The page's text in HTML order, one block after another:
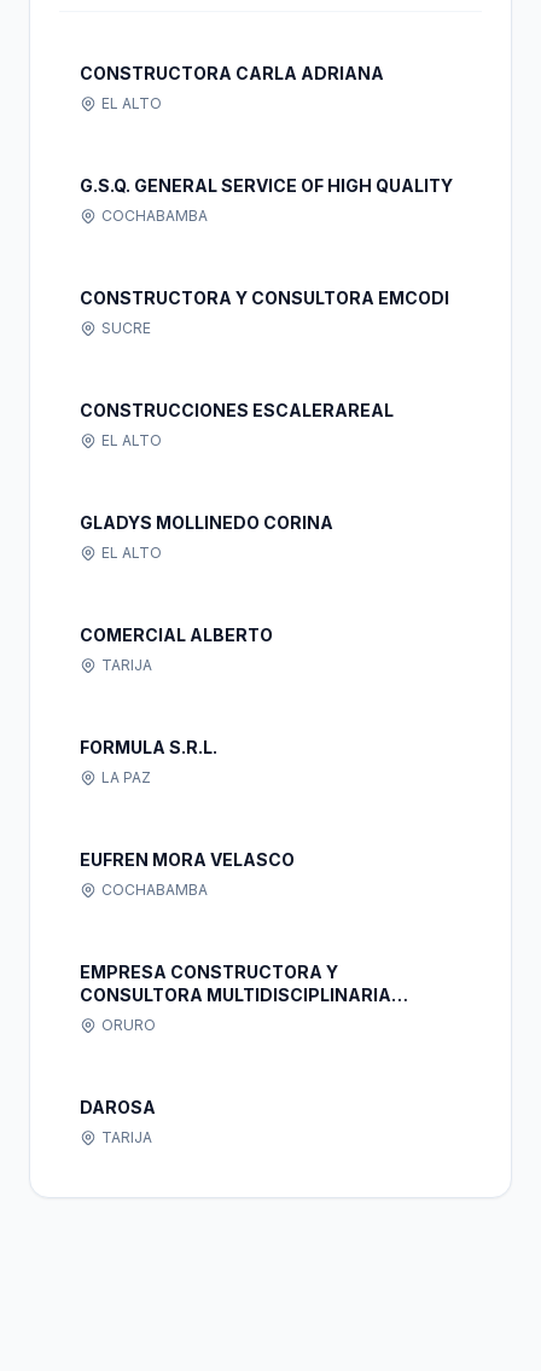
CONSTRUCTORA CARLA ADRIANA
EL ALTO
G.S.Q. GENERAL SERVICE OF HIGH QUALITY
COCHABAMBA
CONSTRUCTORA Y CONSULTORA EMCODI
SUCRE
CONSTRUCCIONES ESCALERAREAL
EL ALTO
GLADYS MOLLINEDO CORINA
EL ALTO
COMERCIAL ALBERTO
TARIJA
FORMULA S.R.L.
LA PAZ
EUFREN MORA VELASCO
COCHABAMBA
EMPRESA CONSTRUCTORA Y
CONSULTORA MULTIDISCIPLINARIA
HERCAFER
ORURO
DAROSA
TARIJA